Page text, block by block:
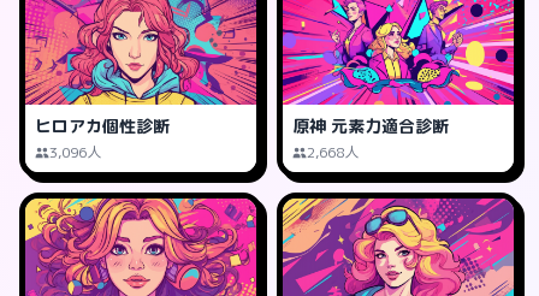
ヒロアカ個性診断
3,096人
原神 元素力適合診断
2,668人